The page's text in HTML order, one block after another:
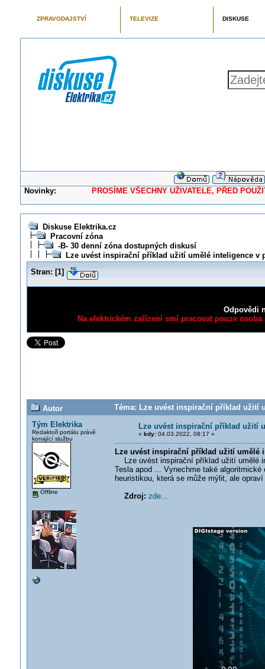
ZPRAVODAJSTVÍ TELEVIZE DISKUSE
Novinky: PROSÍME VŠECHNY UŽIVATELE, PŘED
Diskuse Elektrika.cz
Pracovní zóna
-B- 30 denní zóna dostupných diskusí
Lze uvést inspirační příklad užití umělé inteligence v
Stran: [1]
Odpovědi
Na elektrickém zařízení smí pracovat pouze
Autor
Téma: Lze uvést inspirační příklad užití
Tým Elektrika
Redaktoři portálu právě
konající službu
Offline
Lze uvést inspirační příklad užití
« kdy:04.03.2022, 08:17 »
Lze uvést inspirační příklad užití umělé
Lze uvést inspirační příklad užití umělé
Tesla apod ... Vynechme také
heuristikou, která se může mýlit, ale
Zdroj: zde...